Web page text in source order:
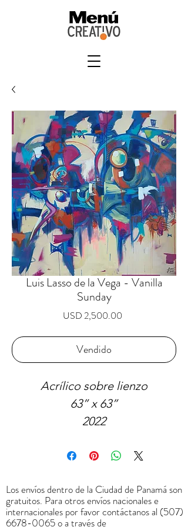
Luis Lasso de la Vega - Vanilla
Sunday
USD 2,500.00
Vendido
Acrílico sobre lienzo
63” x 63”
2022
Los envíos dentro de la Ciudad de Panamá son
gratuitos. Para otros envíos nacionales e
internacionales por favor contáctanos al (507)
6678-0065o a través de